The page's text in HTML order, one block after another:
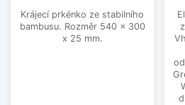
Krájecí prkénko ze stabilního
bambusu. Rozměr 540 x 300
x 25 mm.